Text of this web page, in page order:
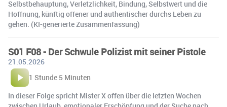
Selbstbehauptung, Verletzlichkeit, Bindung, Selbstwert und die
Hoffnung, künftig offener und authentischer durchs Leben zu
gehen. (KI-generierte Zusammenfassung)
S01 F08 - Der Schwule Polizist mit seiner Pistole
21.05.2026
1 Stunde 5 Minuten
In dieser Folge spricht Mister X offen über die letzten Wochen